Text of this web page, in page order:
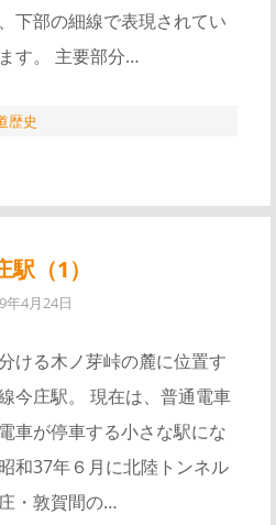
下部の細線で表現されてい
す。 主要部分…
歴史
駅（1）
年4月24日
ける木ノ芽峠の麓に位置す
今庄駅。 現在は、普通電車
車が停車する小さな駅にな
和37年６月に北陸トンネル
・敦賀間の…